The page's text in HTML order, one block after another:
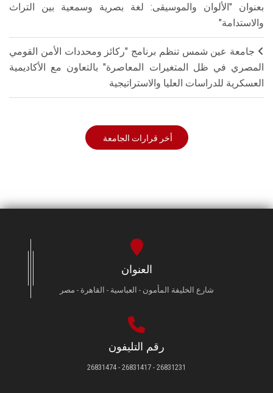
بعنوان "الألوان والموسيقى: لغة بصرية وسمعية بين التراث
والاستدامة"
جامعة عين شمس تنظم برنامج "ركائز ومحددات الأمن القومي
المصري في ظل المتغيرات المعاصرة" بالتعاون مع الأكاديمية
العسكرية للدراسات العليا والاستراتيجية
أخر قرارات الجامعة
العنوان
شارع الخليفة المأمون - العباسية - القاهرة - مصر
رقم التليفون
26831231 - 26831417 - 26831474